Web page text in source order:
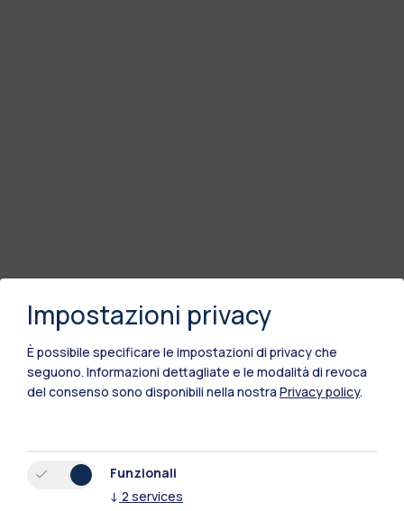
Impostazioni privacy
È possibile specificare le impostazioni di privacy che
seguono. Informazioni dettagliate e le modalità di revoca
del consenso sono disponibili nella nostra Privacy policy.
Funzionali
↓ 2 services